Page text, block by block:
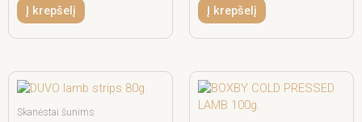
Į krepšelį Į krepšelį
Skanėstai šunims